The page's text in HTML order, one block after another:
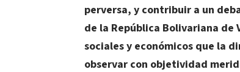
perversa, y contribuir a un
de la República Bolivariana de
sociales y económicos que la
observar con objetividad